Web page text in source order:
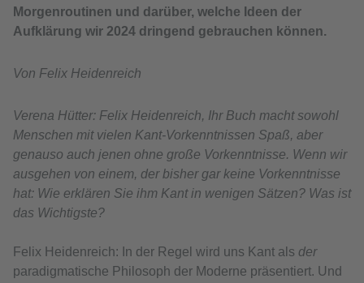
Morgenroutinen und darüber, welche Ideen der
Aufklärung wir 2024 dringend gebrauchen können.
Von Felix Heidenreich
Verena Hütter: Felix Heidenreich, Ihr Buch macht sowohl
Menschen mit vielen Kant-Vorkenntnissen Spaß, aber
genauso auch jenen ohne große Vorkenntnisse. Wenn wir
ausgehen von einem, der bisher gar keine Vorkenntnisse
hat: Wie erklären Sie ihm Kant in wenigen Sätzen? Was ist
das Wichtigste?
Felix Heidenreich: In der Regel wird uns Kant als der
paradigmatische Philosoph der Moderne präsentiert. Und